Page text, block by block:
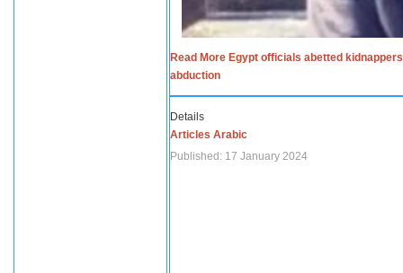
Read More Egypt officials abetted
abduction
Details
Articles Arabic
Published: 17 January 2024